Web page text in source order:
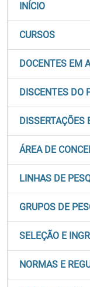
INÍCIO
CURSOS
DOCENTES EM
DISCENTES DO
DISSERTAÇÕES
ÁREA DE
LINHAS DE
GRUPOS DE
SELEÇÃO E
NORMAS E